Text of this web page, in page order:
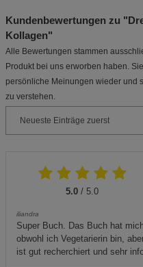
Kundenbewertungen zu
Kollagen"
Alle Bewertungen stammen
Produkt bei uns erworben haben.
persönliche Meinungen wieder und
zu verstehen.
5.0 / 5.0
iliandra
Super Buch. Das Buch hat
obwohl ich Vegetarierin bin,
ist gut recherchiert und sehr